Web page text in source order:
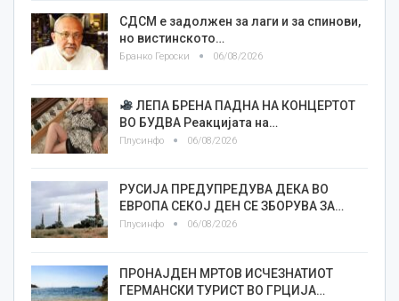
СДСМ е задолжен за лаги и за спинови,
но вистинското…
Бранко Героски 06/08/2026
ЛЕПА БРЕНА ПАДНА НА КОНЦЕРТОТ
ВО БУДВА Реакцијата на…
Плусинфо 06/08/2026
РУСИЈА ПРЕДУПРЕДУВА ДЕКА ВО
ЕВРОПА СЕКОЈ ДЕН СЕ ЗБОРУВА ЗА…
Плусинфо 06/08/2026
ПРОНАЈДЕН МРТОВ ИСЧЕЗНАТИОТ
ГЕРМАНСКИ ТУРИСТ ВО ГРЦИЈА…